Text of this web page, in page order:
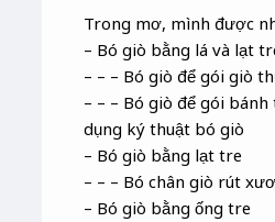
Trong mơ, mình được
– Bó giò bằng lá và lạt
– – – Bó giò để gói giò
– – – Bó giò để gói
dụng ký thuật bó giò
– Bó giò bằng lạt tre
– – – Bó chân giò rút
– Bó giò bằng ống tre